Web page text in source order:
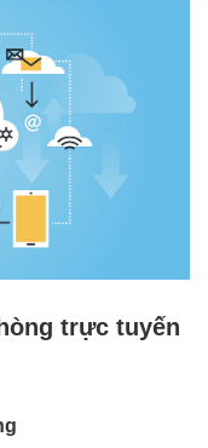
trực tuyến